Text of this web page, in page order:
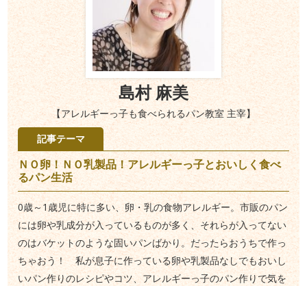
島村 麻美
【アレルギーっ子も食べられるパン教室 主宰】
記事テーマ
ＮＯ卵！ＮＯ乳製品！アレルギーっ子とおいしく食べ
るパン生活
0歳～1歳児に特に多い、卵・乳の食物アレルギー。市販のパン
には卵や乳成分が入っているものが多く、それらが入ってない
のはバケットのような固いパンばかり。だったらおうちで作っ
ちゃおう！ 私が息子に作っている卵や乳製品なしでもおいし
いパン作りのレシピやコツ、アレルギーっ子のパン作りで気を